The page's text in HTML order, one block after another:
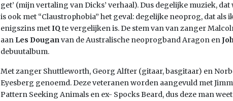
get’ (mijn vertaling van Dicks’ verhaal). Dus degelijke muziek,
is ook met “Claustrophobia” het geval: degelijke neoprog, dat als
enigszins metIQte vergelijken is. De stem van van zanger
aan Les Douganvan de Australische neoprogband Aragon en
debuutalbum.
Met zanger Shuttleworth, Georg Alfter (gitaar, basgitaar) en
Eyesberg genoemd. Deze veteranen worden aangevuld met
Pattern Seeking Animals en ex- Spocks Beard, dus deze man